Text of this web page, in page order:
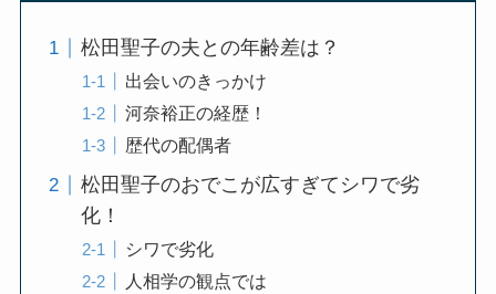
松田聖子の夫との年齢差は？
出会いのきっかけ
河奈裕正の経歴！
歴代の配偶者
松田聖子のおでこが広すぎてシワで劣
化！
シワで劣化
人相学の観点では